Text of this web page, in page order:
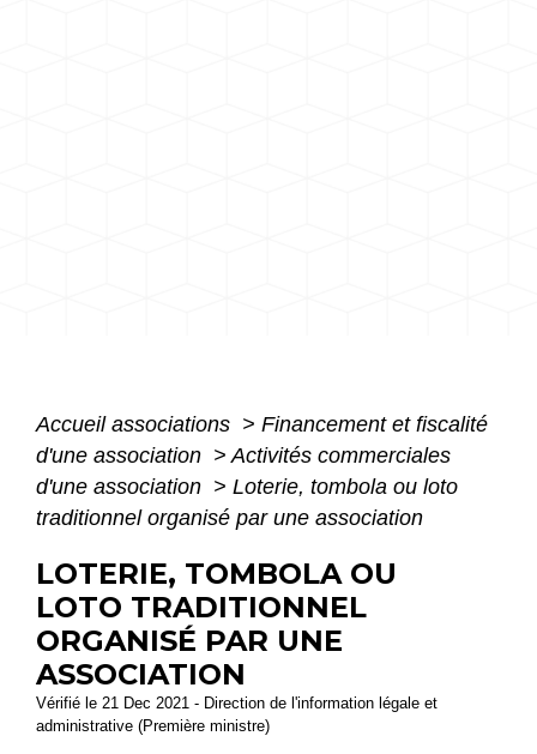
Accueil associations > Financement et fiscalité
d'une association > Activités commerciales
d'une association > Loterie, tombola ou loto
traditionnel organisé par une association
LOTERIE, TOMBOLA OU
LOTO TRADITIONNEL
ORGANISÉ PAR UNE
ASSOCIATION
Vérifié le 21 Dec 2021 - Direction de l'information légale et
administrative (Première ministre)